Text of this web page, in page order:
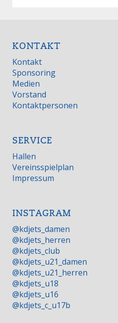
KONTAKT
Kontakt
Sponsoring
Medien
Vorstand
Kontaktpersonen
SERVICE
Hallen
Vereinsspielplan
Impressum
INSTAGRAM
@kdjets_damen
@kdjets_herren
@kdjets_club
@kdjets_u21_damen
@kdjets_u21_herren
@kdjets_u18
@kdjets_u16
@kdjets_c_u17b